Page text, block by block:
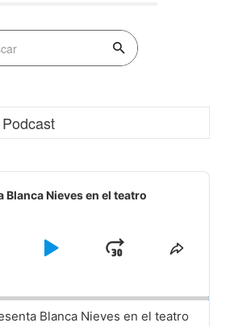
Blanca Nieves en el teatro
Play
JumpShare
Blanca Nieves en el teatro